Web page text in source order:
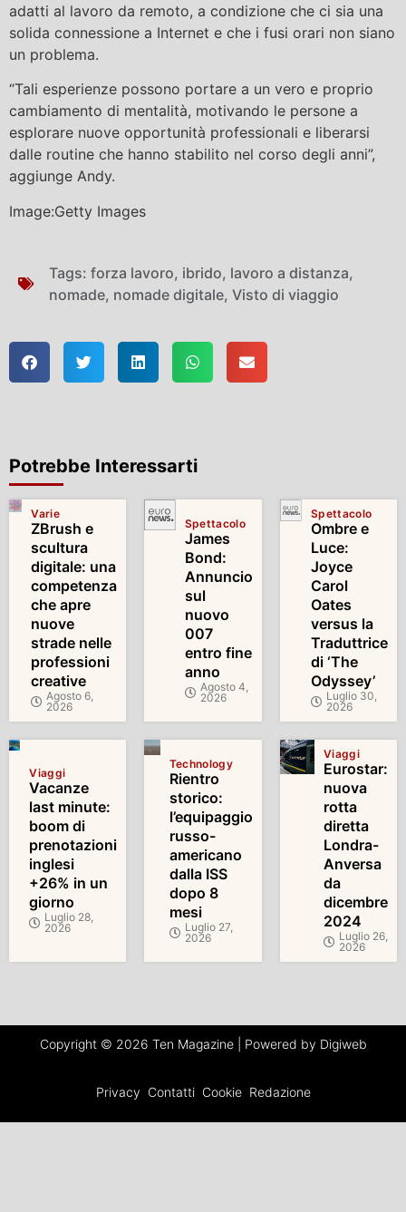
adatti al lavoro da remoto, a condizione che ci sia una
solida connessione a Internet e che i fusi orari non siano
un problema.
“Tali esperienze possono portare a un vero e proprio
cambiamento di mentalità, motivando le persone a
esplorare nuove opportunità professionali e liberarsi
dalle routine che hanno stabilito nel corso degli anni”,
aggiunge Andy.
Image:Getty Images
Tags: forza lavoro, ibrido, lavoro a distanza,
nomade, nomade digitale, Visto di viaggio
Potrebbe Interessarti
Varie
ZBrush e
scultura
digitale: una
competenza
che apre
nuove
strade nelle
professioni
creative
Agosto 6,
2026
Spettacolo
James
Bond:
Annuncio
sul
nuovo
007
entro fine
anno
Agosto 4,
2026
Spettacolo
Ombre e
Luce:
Joyce
Carol
Oates
versus la
Traduttrice
di ‘The
Odyssey’
Luglio 30,
2026
Viaggi
Vacanze
last minute:
boom di
prenotazioni
inglesi
+26% in un
giorno
Luglio 28,
2026
Technology
Rientro
storico:
l’equipaggio
russo-
americano
dalla ISS
dopo 8
mesi
Luglio 27,
2026
Viaggi
Eurostar:
nuova
rotta
diretta
Londra-
Anversa
da
dicembre
2024
Luglio 26,
2026
Copyright © 2026 Ten Magazine | Powered by Digiweb
Privacy Contatti Cookie Redazione